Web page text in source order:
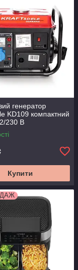
генератор
KD109 компактний
230 В
для будинку
Купити